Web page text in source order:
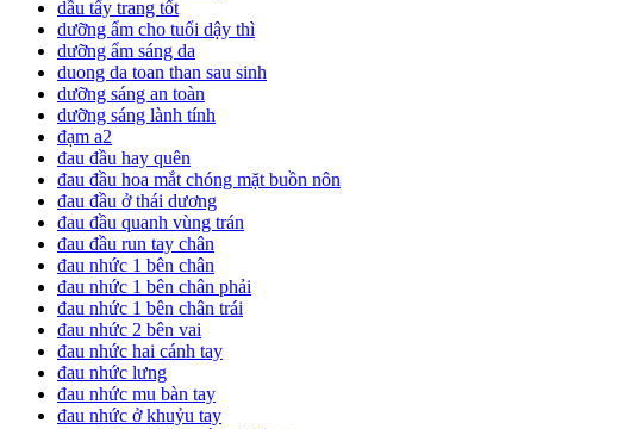
dầu tẩy trang tốt
dưỡng ẩm cho tuổi dậy thì
dưỡng ẩm sáng da
duong da toan than sau sinh
dưỡng sáng an toàn
dưỡng sáng lành tính
đạm a2
đau đầu hay quên
đau đầu hoa mắt chóng mặt buồn nôn
đau đầu ở thái dương
đau đầu quanh vùng trán
đau đầu run tay chân
đau nhức 1 bên chân
đau nhức 1 bên chân phải
đau nhức 1 bên chân trái
đau nhức 2 bên vai
đau nhức hai cánh tay
đau nhức lưng
đau nhức mu bàn tay
đau nhức ở khuỷu tay